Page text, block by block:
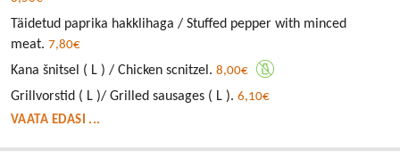
Täidetud paprika hakklihaga / Stuffed pepper with minced
meat. 7,80€
Kana šnitsel ( L ) / Chicken scnitzel. 8,00€
Grillvorstid ( L )/ Grilled sausages ( L ). 6,10€
VAATA EDASI ...